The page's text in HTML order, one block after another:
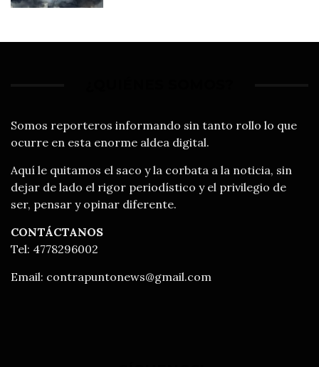
Somos reporteros informando sin tanto rollo lo que
ocurre en esta enorme aldea digital.
Aquí le quitamos el saco y la corbata a la noticia, sin
dejar de lado el rigor periodístico y el privilegio de
ser, pensar y opinar diferente.
CONTÁCTANOS
Tel: 4778296002
Email: contrapuntonews@gmail.com